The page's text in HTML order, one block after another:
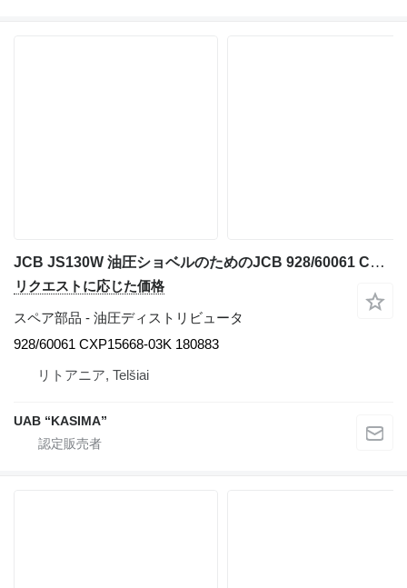
JCB JS130W 油圧ショベルのためのJCB 928/60061 CXP15668-03K 180883 油圧ディストリビュータ
リクエストに応じた価格
スペア部品 - 油圧ディストリビュータ
928/60061 CXP15668-03K 180883
リトアニア, Telšiai
UAB “KASIMA”